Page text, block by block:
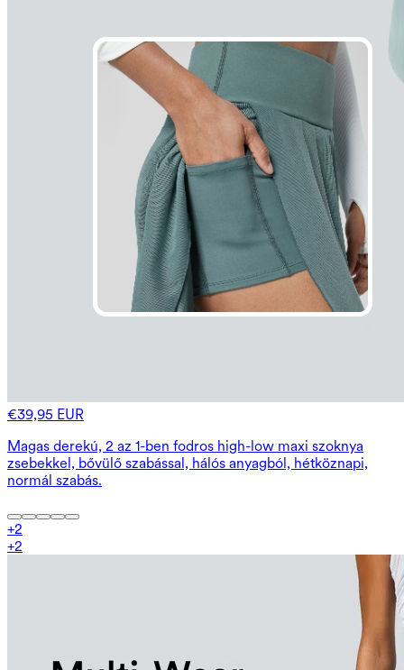
€39,95 EUR
Magas derekú, 2 az 1-ben fodros high-low maxi szoknya
zsebekkel, bővülő szabással, hálós anyagból, hétköznapi,
normál szabás.
+2
+2